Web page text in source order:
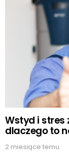
Wstyd i stres
dlaczego to
2 miesiące temu